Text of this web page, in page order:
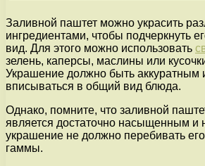
Заливной паштет можно украсить
ингредиентами, чтобы подчеркнуть
вид. Для этого можно использовать
зелень, каперсы, маслины или
Украшение должно быть аккуратным
вписываться в общий вид блюда.
Однако, помните, что заливной
является достаточно насыщенным и
украшение не должно перебивать
гаммы.